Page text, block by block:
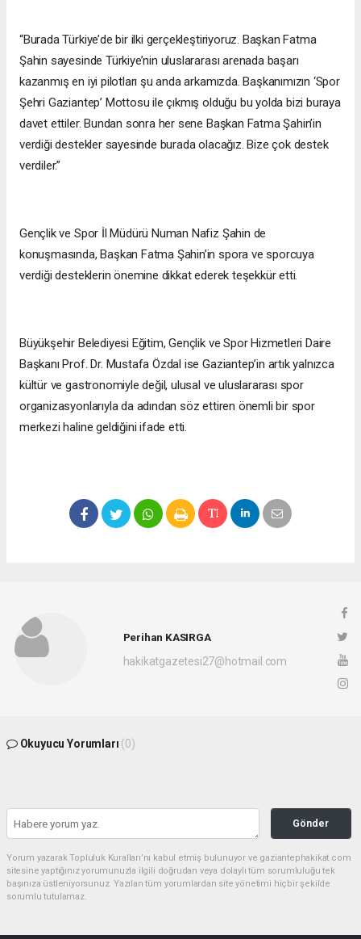
“Burada Türkiye’de bir ilki gerçekleştiriyoruz. Başkan Fatma
Şahin sayesinde Türkiye’nin uluslararası arenada başarı
kazanmış en iyi pilotları şu anda arkamızda. Başkanımızın ‘Spor
Şehri Gaziantep’ Mottosu ile çıkmış olduğu bu yolda bizi buraya
davet ettiler. Bundan sonra her sene Başkan Fatma Şahin’in
verdiği destekler sayesinde burada olacağız. Bize çok destek
verdiler.”
Gençlik ve Spor İl Müdürü Numan Nafiz Şahin de
konuşmasında, Başkan Fatma Şahin’in spora ve sporcuya
verdiği desteklerin önemine dikkat ederek teşekkür etti.
Büyükşehir Belediyesi Eğitim, Gençlik ve Spor Hizmetleri Daire
Başkanı Prof. Dr. Mustafa Özdal ise Gaziantep’in artık yalnızca
kültür ve gastronomiyle değil, ulusal ve uluslararası spor
organizasyonlarıyla da adından söz ettiren önemli bir spor
merkezi haline geldiğini ifade etti.
Perihan KASIRGA
hakikatgazetesi27@hotmail.com
Okuyucu Yorumları (0)
Gönder
Yorum yazarak Topluluk Kuralları’nı kabul etmiş bulunuyor ve gaziantephakikat.com
sitesine yaptığınız yorumunuzla ilgili doğrudan veya dolaylı tüm sorumluluğu tek
başınıza üstleniyorsunuz. Yazılan tüm yorumlardan site yönetimi hiçbir şekilde
sorumlu tutulamaz.